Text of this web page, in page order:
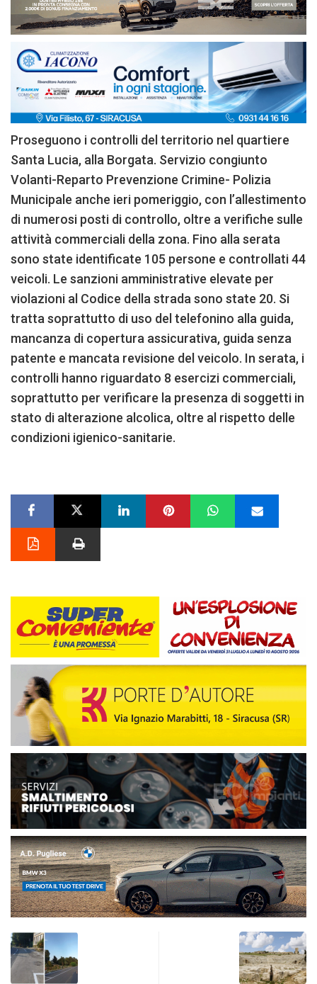
Proseguono i controlli del territorio nel quartiere
Santa Lucia, alla Borgata. Servizio congiunto
Volanti-Reparto Prevenzione Crimine- Polizia
Municipale anche ieri pomeriggio, con l’allestimento
di numerosi posti di controllo, oltre a verifiche sulle
attività commerciali della zona. Fino alla serata
sono state identificate 105 persone e controllati 44
veicoli. Le sanzioni amministrative elevate per
violazioni al Codice della strada sono state 20. Si
tratta soprattutto di uso del telefonino alla guida,
mancanza di copertura assicurativa, guida senza
patente e mancata revisione del veicolo. In serata, i
controlli hanno riguardato 8 esercizi commerciali,
soprattutto per verificare la presenza di soggetti in
stato di alterazione alcolica, oltre al rispetto delle
condizioni igienico-sanitarie.